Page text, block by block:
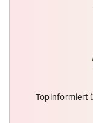
Topinformiert